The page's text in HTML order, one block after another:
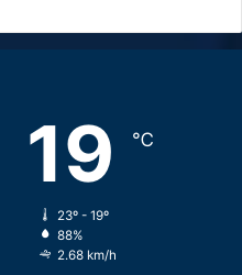
19 ℃
23º - 19º
88%
2.68 km/h